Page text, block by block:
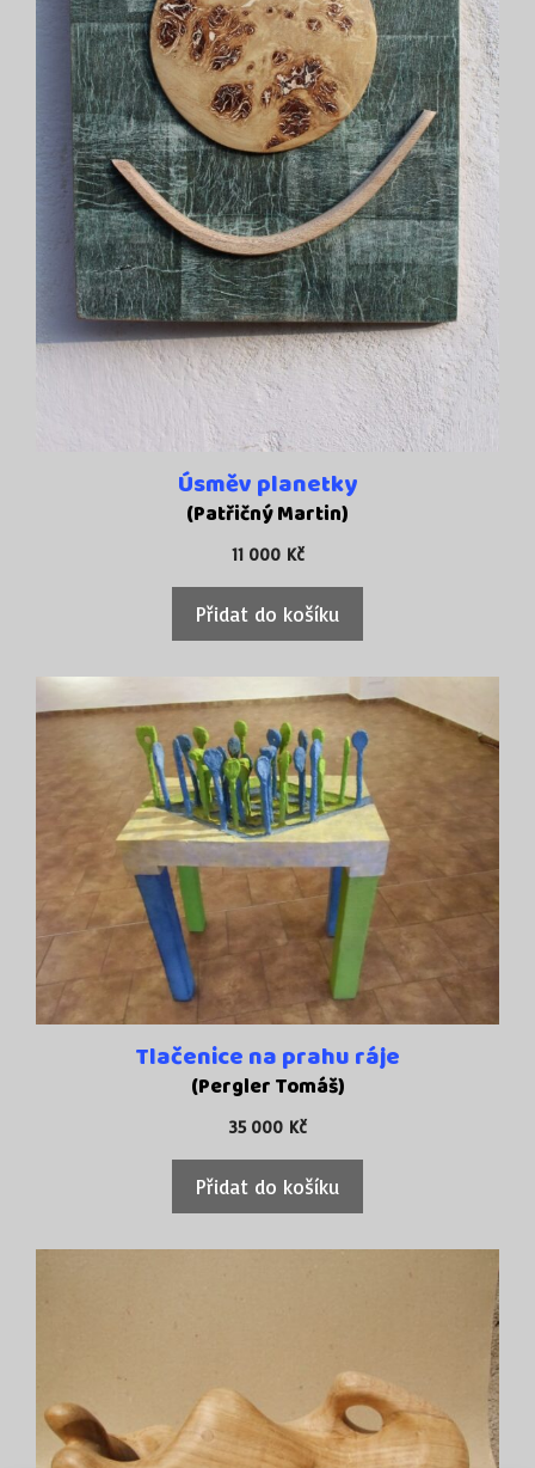
Úsměv planetky
(Patřičný Martin)
11 000 Kč
Přidat do košíku
Tlačenice na prahu ráje
(Pergler Tomáš)
35 000 Kč
Přidat do košíku